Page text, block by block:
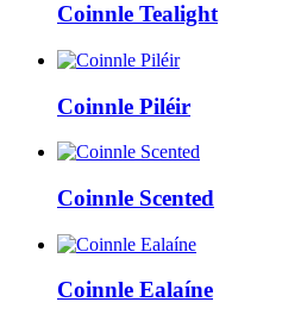
Coinnle Tealight
Coinnle Piléir
Coinnle Scented
Coinnle Ealaíne